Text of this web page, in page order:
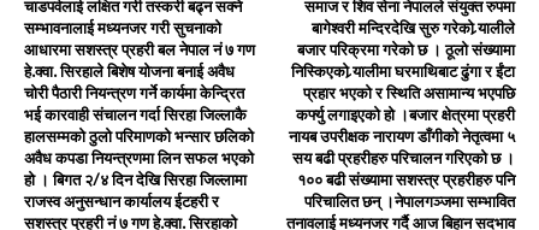
चाडपर्वलाई लक्षित गरी तस्करी बढ्न सक्ने
सम्भावनालाई मध्यनजर गरी सुचनाको
आधारमा सशस्त्र प्रहरी बल नेपाल नं ७ गण
हे.क्वा. सिरहाले बिशेष योजना बनाई अवैध
चोरी पैठारी नियन्त्रण गर्ने कार्यमा केन्द्रित
भई कारवाही संचालन गर्दा सिरहा जिल्लाकै
हालसम्मको ठुलो परिमाणको भन्सार छलिको
अवैध कपडा नियन्त्रणमा लिन सफल भएको
हो । बिगत २/४ दिन देखि सिरहा जिल्लामा
राजस्व अनुसन्धान कार्यालय ईटहरी र
सशस्त्र प्रहरी नं ७ गण हे.क्वा. सिरहाको
समाज र शिव सेना नेपालले संयुक्त रुपमा
बागेश्वरी मन्दिरदेखि सुरु गरेको र्‍यालीले
बजार परिक्रमा गरेको छ । ठूलो संख्यामा
निस्किएको र्‍यालीमा घरमाथिबाट ढुंगा र ईंटा
प्रहार भएको र स्थिति असामान्य भएपछि
कर्फ्यु लगाइएको हो ।बजार क्षेत्रमा प्रहरी
नायब उपरीक्षक नारायण डाँगीको नेतृत्वमा ५
सय बढी प्रहरीहरु परिचालन गरिएको छ ।
१०० बढी संख्यामा सशस्त्र प्रहरीहरु पनि
परिचालित छन् ।नेपालगञ्जमा सम्भावित
तनावलाई मध्यनजर गर्दै आज बिहान सदभाव